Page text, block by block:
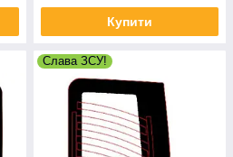
Купити
Слава ЗСУ!